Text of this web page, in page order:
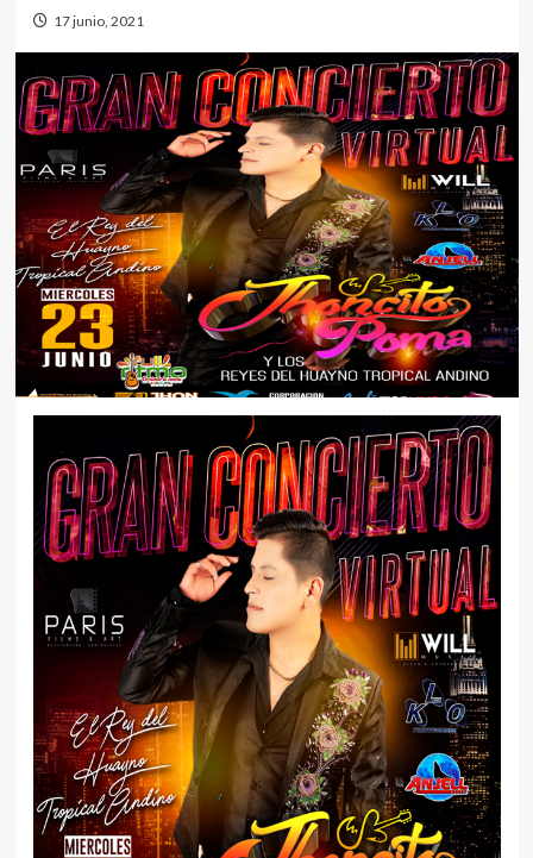
17 junio, 2021